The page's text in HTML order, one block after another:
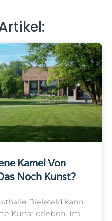
Kamel Von
Noch Kunst?
Bielefeld kann
Kunst erleben. Im